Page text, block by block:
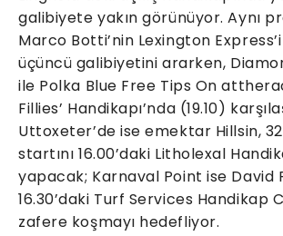
galibiyete yakın görünüyor. Aynı
Marco Botti’nin Lexington
üçüncü galibiyetini ararken,
ile Polka Blue Free Tips On
Fillies’ Handikapı’nda (19.10)
Uttoxeter’de ise emektar Hillsin,
startını 16.00’daki Litholexal
yapacak; Karnaval Point ise David
16.30’daki Turf Services Handikap
zafere koşmayı hedefliyor.